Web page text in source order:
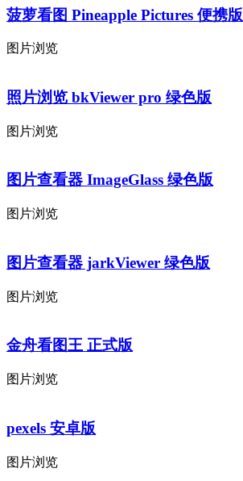
菠萝看图 Pineapple Pictures 便携版
图片浏览
照片浏览 bkViewer pro 绿色版
图片浏览
图片查看器 ImageGlass 绿色版
图片浏览
图片查看器 jarkViewer 绿色版
图片浏览
金舟看图王 正式版
图片浏览
pexels 安卓版
图片浏览